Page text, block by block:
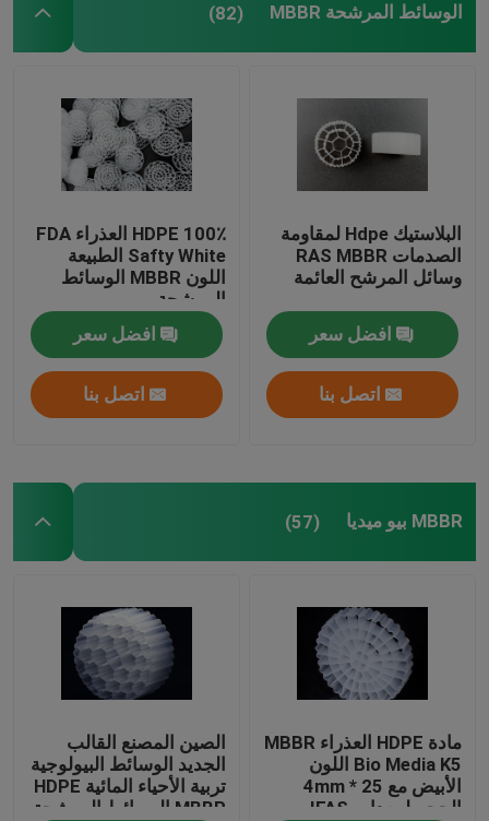
الوسائط المرشحة MBBR (82)
البلاستيك Hdpe لمقاومة
الصدمات RAS MBBR
وسائل المرشح العائمة
افضل سعر
اتصل بنا
100٪ HDPE العذراء FDA
Safty White الطبيعة
اللون MBBR الوسائط
المرشحة
افضل سعر
اتصل بنا
MBBR بيو ميديا (57)
مادة HDPE العذراء MBBR
Bio Media K5 اللون
الأبيض مع 25 * 4mm
الحجم لمعدات IFAS
الصين المصنع القالب
الجديد الوسائط البيولوجية
تربية الأحياء المائية HDPE
MBBR الوسائط المرشحة